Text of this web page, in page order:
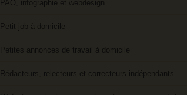
PAO, infographie et webdesign
Petit job à domicile
Petites annonces de travail à domicile
Rédacteurs, relecteurs et correcteurs indépendants